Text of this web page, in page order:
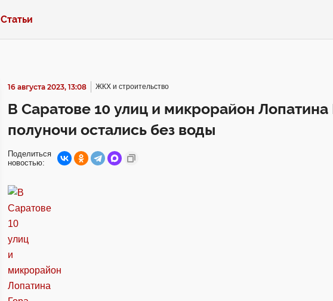
Статьи
16 августа 2023, 13:08 ЖКХ и строительство
В Саратове 10 улиц и микрорайон Лопатина
полуночи остались без воды
Поделиться
новостью: